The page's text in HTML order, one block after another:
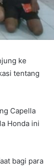
ke
tentang
Capella
Honda ini
bagi para